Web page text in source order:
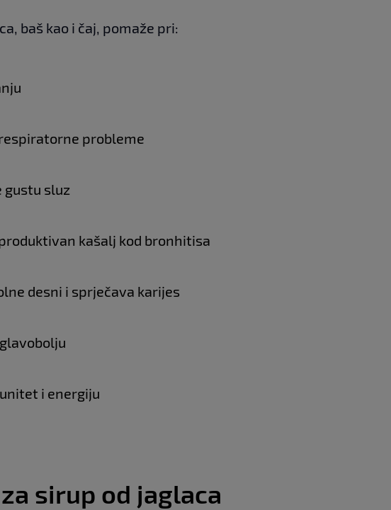
baš kao i čaj, pomaže pri:
probleme
gustu sluz
kašalj kod bronhitisa
desni i sprječava karijes
i energiju
sirup od jaglaca